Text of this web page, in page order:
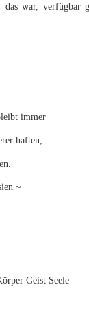
das war, verfügbar
immer
haften,
~
Geist Seele